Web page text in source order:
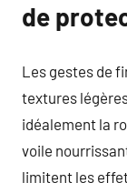
de
Les gestes de
textures
idéalement la
voile
limitent les